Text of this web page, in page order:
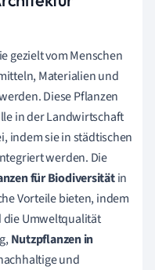
gezielt vom Menschen
Materialien und
Diese Pflanzen
in der Landwirtschaft
indem sie in städtischen
werden. Die
für Biodiversitätin
Vorteile bieten, indem
die Umweltqualität
Nutzpflanzen in
und